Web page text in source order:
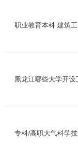
职业教育本科 建筑
黑龙江哪些大学开
专科/高职大气科学